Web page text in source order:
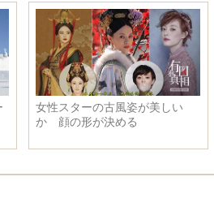
女性スターの古風姿が美しい
か 顔の形が決める